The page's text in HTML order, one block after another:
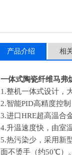
产品介绍 相
一体式陶瓷纤维马弗
1.整机一体式设计，
2.智能PID高精度控
3.进口HRE超高温合
4.升温速度快，由室
5.热污染少，采用新
面不烫手（约50℃）